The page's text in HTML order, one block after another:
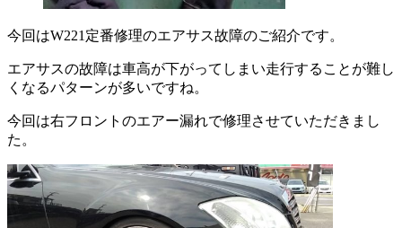
今回はW221定番修理のエアサス故障のご紹介です。
エアサスの故障は車高が下がってしまい走行することが難し
くなるパターンが多いですね。
今回は右フロントのエアー漏れで修理させていただきまし
た。